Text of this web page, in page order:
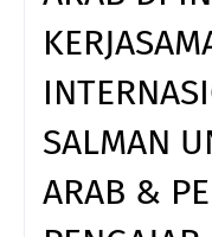
SALMAN
ARAB &